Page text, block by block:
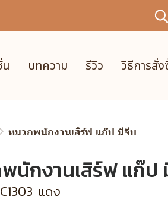
บทความ รีวิว วิธีการสั่ง
หมวกพนักงานเสิร์ฟ แก๊ป มีจีบ
นักงานเสิร์ฟ แก๊ป
แดง